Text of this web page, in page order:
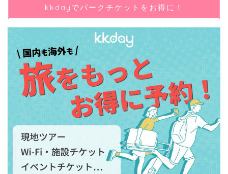
kkdayでパークチケットをお得に！